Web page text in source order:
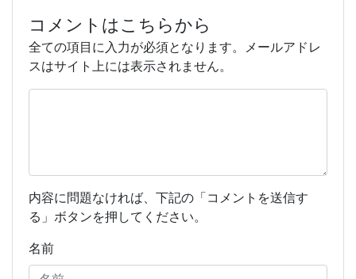
コメントはこちらから
全ての項目に入力が必須となります。メールアドレ
スはサイト上には表示されません。
内容に問題なければ、下記の「コメントを送信す
る」ボタンを押してください。
名前